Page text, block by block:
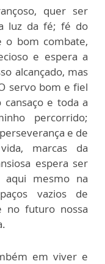
quer ser
luz da fé; fé do
o bom combate,
e espera a
alcançado, mas
servo bom e fiel
e toda a
percorrido;
e de
marcas da
espera ser
aqui mesmo na
vazios de
no futuro nossa
em viver e